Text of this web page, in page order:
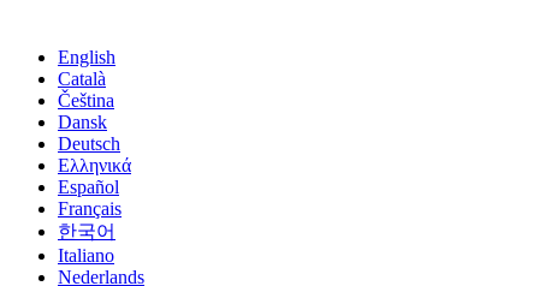
English
Català
Čeština
Dansk
Deutsch
Ελληνικά
Español
Français
한국어
Italiano
Nederlands